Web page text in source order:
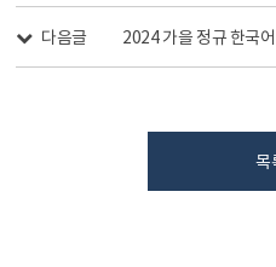
다음글 2024 가을 정규 한국
목